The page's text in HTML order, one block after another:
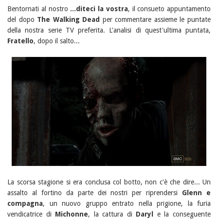
Bentornati al nostro ...diteci la vostra, il consueto appuntamento
del dopo The Walking Dead per commentare assieme le puntate
della nostra serie TV preferita. L'analisi di quest'ultima puntata,
Fratello, dopo il salto...
La scorsa stagione si era conclusa col botto, non c'è che dire... Un
assalto al fortino da parte dei nostri per riprendersi Glenn e
compagna, un nuovo gruppo entrato nella prigione, la furia
vendicatrice di Michonne, la cattura di Daryl
e la conseguente